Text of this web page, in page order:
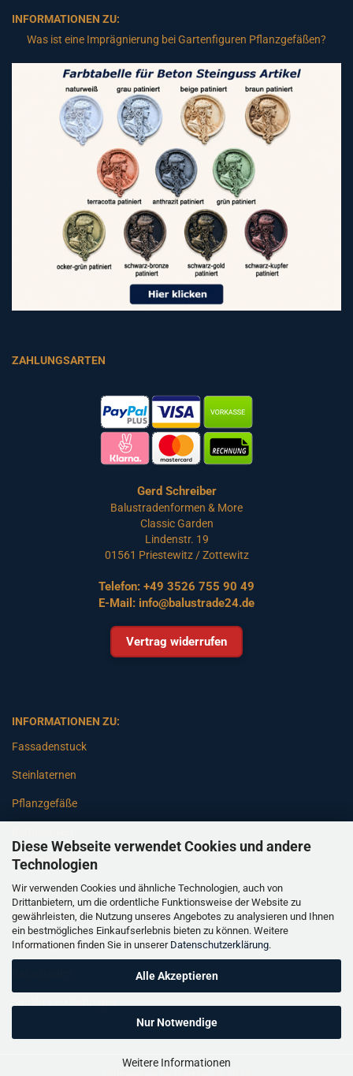
Diese Webseite verwendet Cookies und andere
Technologien
Wir verwenden Cookies und ähnliche Technologien, auch von
Drittanbietern, um die ordentliche Funktionsweise der Website zu
gewährleisten, die Nutzung unseres Angebotes zu analysieren und Ihnen
ein bestmögliches Einkaufserlebnis bieten zu können. Weitere
Informationen finden Sie in unserer Datenschutzerklärung.
Alle Akzeptieren
Nur Notwendige
Weitere Informationen
INFORMATIONEN ZU:
Was ist eine Imprägnierung bei Gartenfiguren Pflanzgefäßen?
ZAHLUNGSARTEN
Gerd Schreiber
Balustradenformen & More
Classic Garden
Lindenstr. 19
01561 Priestewitz / Zottewitz
Telefon: +49 3526 755 90 49
E-Mail: info@balustrade24.de
Vertrag widerrufen
INFORMATIONEN ZU:
Fassadenstuck
Steinlaternen
Pflanzgefäße
Gartenbänke
Pfeiler
Gartenbrunnen
Gartenfiguren